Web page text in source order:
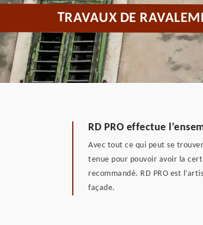
TRAVAUX DE
RD PRO effectue
Avec tout ce qui peut se
tenue pour pouvoir avoir la
recommandé. RD PRO est
façade.